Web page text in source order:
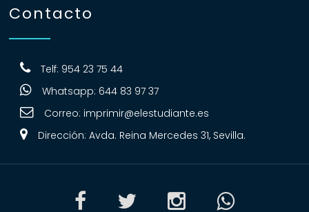
Contacto
Telf: 954 23 75 44
Whatsapp: 644 83 97 37
Correo: imprimir@elestudiante.es
Dirección: Avda. Reina Mercedes 31, Sevilla.